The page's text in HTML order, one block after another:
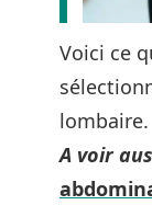
Voici ce
lombaire.
A voir